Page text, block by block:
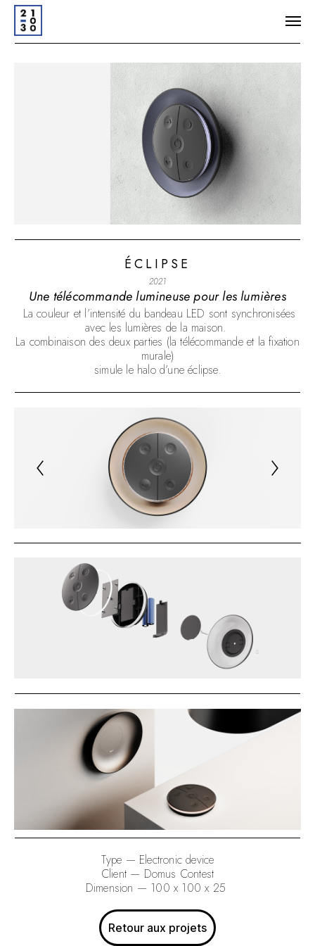
ÉCLIPSE
2021
Une télécommande lumineuse pour les lumières
La couleur et l’intensité du bandeau LED sont synchronisées
avec les lumières de la maison.
La combinaison des deux parties (la télécommande et la fixation
murale)
simule le halo d’une éclipse.
Type — Electronic device
Client — Domus Contest
Dimension — 100 x 100 x 25
Retour aux projets